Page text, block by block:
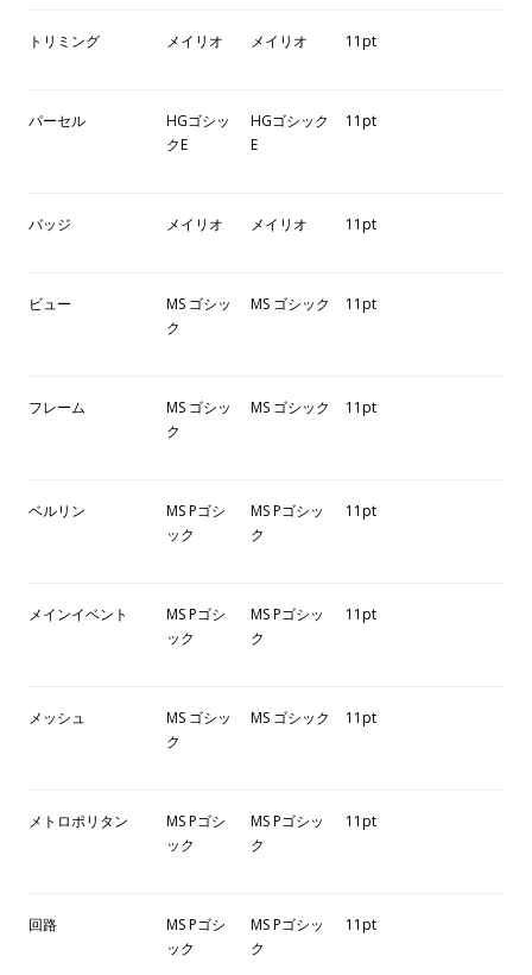
トリミング メイリオ メイリオ 11pt
パーセル
HGゴシッ
クE
HGゴシック
E
11pt
バッジ メイリオ メイリオ 11pt
ビュー
MS ゴシッ
ク
MS ゴシック 11pt
フレーム
MS ゴシッ
ク
MS ゴシック 11pt
ベルリン
MS Pゴシ
ック
MS Pゴシッ
ク
11pt
メインイベント
MS Pゴシ
ック
MS Pゴシッ
ク
11pt
メッシュ
MS ゴシッ
ク
MS ゴシック 11pt
メトロポリタン
MS Pゴシ
ック
MS Pゴシッ
ク
11pt
回路
MS Pゴシ
ック
MS Pゴシッ
ク
11pt